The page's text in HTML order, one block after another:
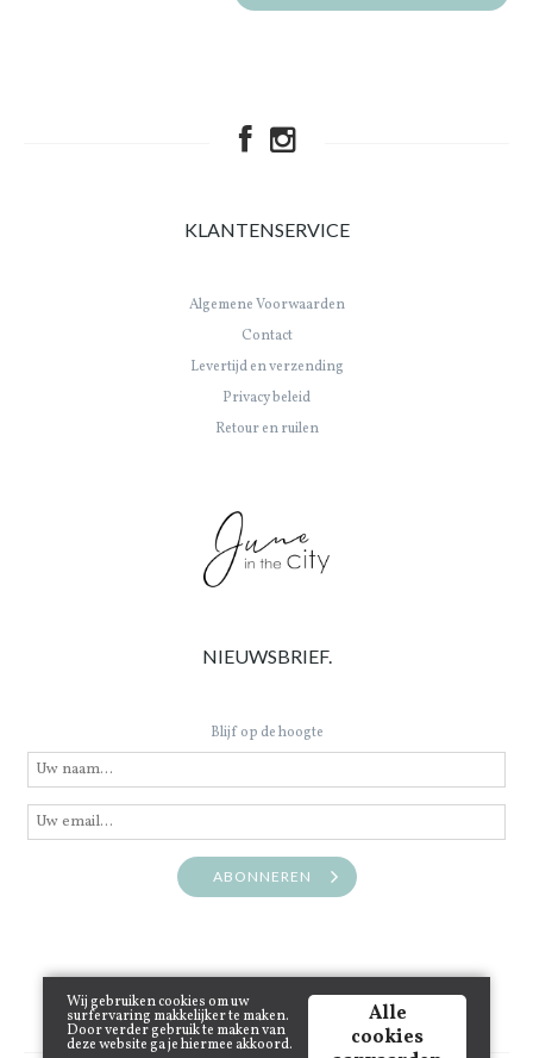
KLANTENSERVICE
Algemene Voorwaarden
Contact
Levertijd en verzending
Privacy beleid
Retour en ruilen
NIEUWSBRIEF.
Blijf op de hoogte
ABONNEREN
Wij gebruiken cookies om uw
surfervaring makkelijker te maken.
Door verder gebruik te maken van
deze website ga je hiermee akkoord.
Alle
cookies